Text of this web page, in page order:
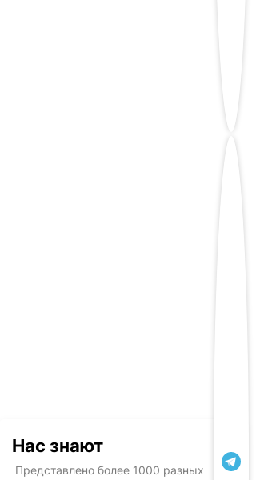
Нас знают
Представлено более 1000 разных